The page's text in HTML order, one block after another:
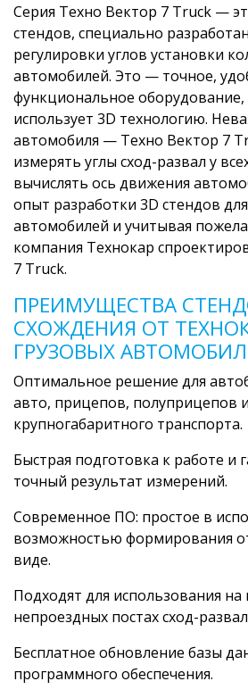
Серия Техно Вектор 7 Truck —
стендов, специально
регулировки углов установки
автомобилей. Это — точное,
функциональное оборудование,
использует 3D технологию.
автомобиля — Техно Вектор 7
измерять углы сход-развал у
вычислять ось движения
опыт разработки 3D стендов
автомобилей и учитывая
компания Технокар
7 Truck.
ПРЕИМУЩЕСТВА
СХОЖДЕНИЯ ОТ
ГРУЗОВЫХ
Оптимальное решение для
авто, прицепов, полуприцепов
крупногабаритного транспорта.
Быстрая подготовка к работе и
точный результат измерений.
Современное ПО: простое в
возможностью формирования
виде.
Подходят для использования
непроездных постах сход-
Бесплатное обновление базы
программного обеспечения.